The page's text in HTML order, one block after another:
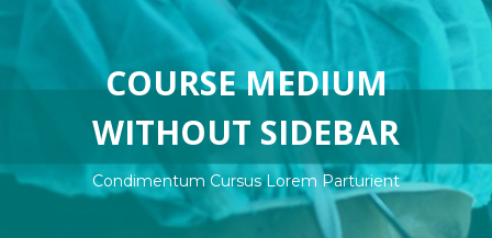
COURSE MEDIUM
WITHOUT SIDEBAR
Condimentum Cursus Lorem Parturient